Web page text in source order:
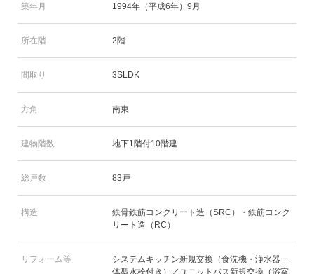
築年月 1994年（平成6年）9月
所在階 2階
間取り 3SLDK
方角 南東
建物階数 地下1階付10階建
総戸数 83戸
構造
鉄骨鉄筋コンクリート造（SRC）・鉄筋コンク
リート造（RC）
リフォーム等
システムキッチン新規交換（食洗機・浄水器一
体型水栓付き）／ユニットバス新規交換（浴室